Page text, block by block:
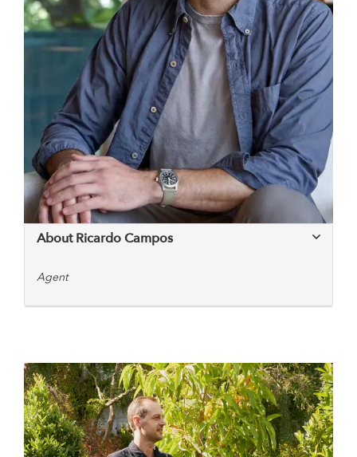
About Ricardo Campos
Agent